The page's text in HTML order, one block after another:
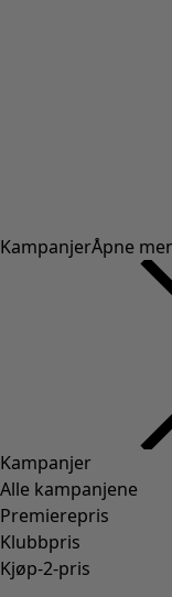
KampanjerÅpne
Kampanjer
Alle kampanjene
Premierepris
Klubbpris
Kjøp-2-pris